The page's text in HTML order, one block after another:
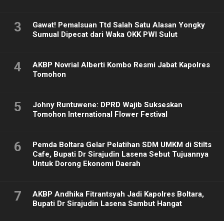
3
Gawat! Pemalsuan Ttd Salah Satu Alasan Yongky
Sumual Dipecat dari Waka OKK PWI Sulut
4
AKBP Novrial Alberti Kombo Resmi Jabat Kapolres
Tomohon
5
Johny Runtuwene: DPRD Wajib Sukseskan
Tomohon International Flower Festival
6
Pemda Boltara Gelar Pelatihan SDM UMKM di Stilts
Cafe, Bupati Dr Sirajudin Lasena Sebut Tujuannya
Untuk Dorong Ekonomi Daerah
7
AKBP Andhika Fitrantsyah Jadi Kapolres Boltara,
Bupati Dr Sirajudin Lasena Sambut Hangat